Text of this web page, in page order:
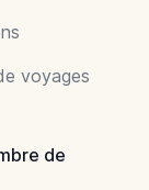
voyages
de